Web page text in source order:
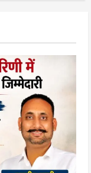
को लेकर पूरे
चौकी से अपने
गिरी
महिमा गान,
मिला आध्यात्मिक